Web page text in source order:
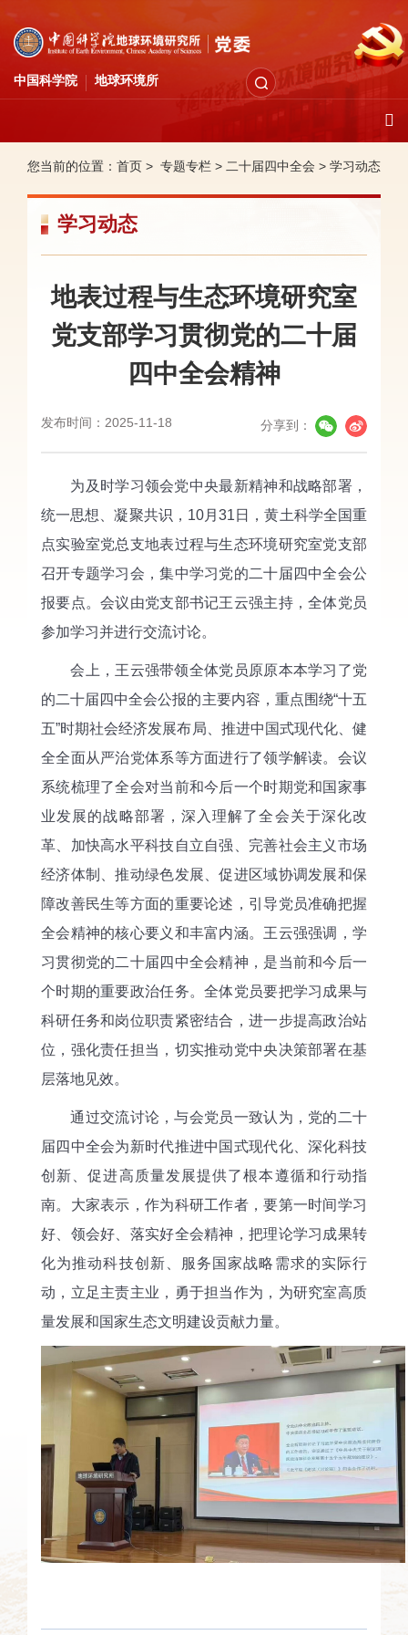
中国科学院 地球环境所
您当前的位置： 首页 > 专题专栏 > 二十届四中全会 > 学习动态
学习动态
地表过程与生态环境研究室
党支部学习贯彻党的二十届
四中全会精神
发布时间：2025-11-18 分享到：
为及时学习领会党中央最新精神和战略部署，
统一思想、凝聚共识，10月31日，黄土科学全国重
点实验室党总支地表过程与生态环境研究室党支部
召开专题学习会，集中学习党的二十届四中全会公
报要点。会议由党支部书记王云强主持，全体党员
参加学习并进行交流讨论。
会上，王云强带领全体党员原原本本学习了党
的二十届四中全会公报的主要内容，重点围绕“十五
五”时期社会经济发展布局、推进中国式现代化、健
全全面从严治党体系等方面进行了领学解读。会议
系统梳理了全会对当前和今后一个时期党和国家事
业发展的战略部署，深入理解了全会关于深化改
革、加快高水平科技自立自强、完善社会主义市场
经济体制、推动绿色发展、促进区域协调发展和保
障改善民生等方面的重要论述，引导党员准确把握
全会精神的核心要义和丰富内涵。王云强强调，学
习贯彻党的二十届四中全会精神，是当前和今后一
个时期的重要政治任务。全体党员要把学习成果与
科研任务和岗位职责紧密结合，进一步提高政治站
位，强化责任担当，切实推动党中央决策部署在基
层落地见效。
通过交流讨论，与会党员一致认为，党的二十
届四中全会为新时代推进中国式现代化、深化科技
创新、促进高质量发展提供了根本遵循和行动指
南。大家表示，作为科研工作者，要第一时间学习
好、领会好、落实好全会精神，把理论学习成果转
化为推动科技创新、服务国家战略需求的实际行
动，立足主责主业，勇于担当作为，为研究室高质
量发展和国家生态文明建设贡献力量。